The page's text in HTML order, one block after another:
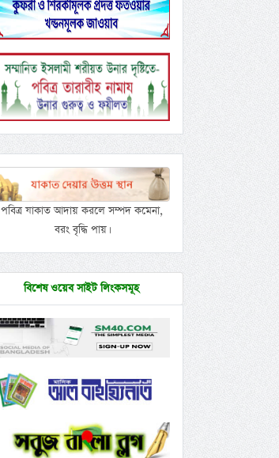
পবিত্র যাকাত আদায় করলে সম্পদ কমেনা,
বরং বৃদ্ধি পায়।
বিশেষ ওয়েব সাইট লিংকসমূহ